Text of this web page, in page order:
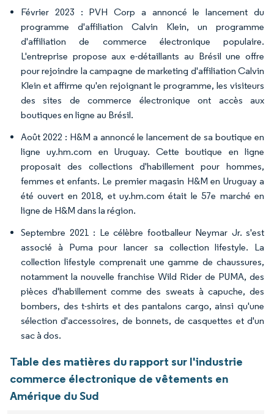
Février 2023 : PVH Corp a annoncé le lancement du
programme d'affiliation Calvin Klein, un programme
d'affiliation de commerce électronique populaire.
L'entreprise propose aux e-détaillants au Brésil une offre
pour rejoindre la campagne de marketing d'affiliation Calvin
Klein et affirme qu'en rejoignant le programme, les visiteurs
des sites de commerce électronique ont accès aux
boutiques en ligne au Brésil.
Août 2022 : H&M a annoncé le lancement de sa boutique en
ligne uy.hm.com en Uruguay. Cette boutique en ligne
proposait des collections d'habillement pour hommes,
femmes et enfants. Le premier magasin H&M en Uruguay a
été ouvert en 2018, et uy.hm.com était le 57e marché en
ligne de H&M dans la région.
Septembre 2021 : Le célèbre footballeur Neymar Jr. s'est
associé à Puma pour lancer sa collection lifestyle. La
collection lifestyle comprenait une gamme de chaussures,
notamment la nouvelle franchise Wild Rider de PUMA, des
pièces d'habillement comme des sweats à capuche, des
bombers, des t-shirts et des pantalons cargo, ainsi qu'une
sélection d'accessoires, de bonnets, de casquettes et d'un
sac à dos.
Table des matières du rapport sur l'industrie
commerce électronique de vêtements en
Amérique du Sud